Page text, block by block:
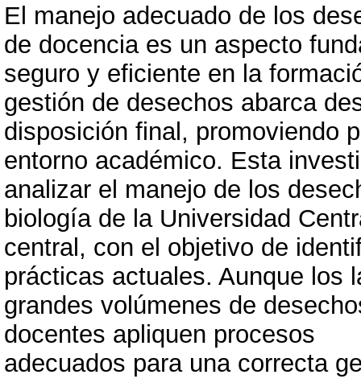
El manejo adecuado de los
de docencia es un aspecto
seguro y eficiente en la
gestión de desechos abarca
disposición final, promoviendo
entorno académico. Esta
analizar el manejo de los
biología de la Universidad
central, con el objetivo de
prácticas actuales. Aunque los
grandes volúmenes de
docentes apliquen procesos
adecuados para una correcta